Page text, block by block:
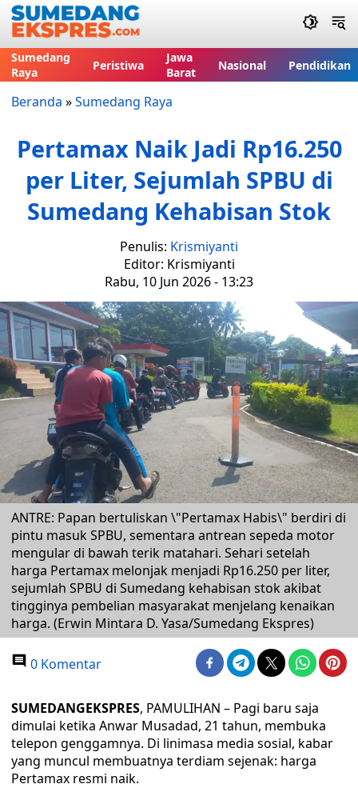
Sumedang
Raya
Peristiwa
Jawa
Barat
Nasional Pendidikan
Beranda »Sumedang Raya
Pertamax Naik Jadi Rp16.250
per Liter, Sejumlah SPBU di
Sumedang Kehabisan Stok
Penulis: Krismiyanti
Editor: Krismiyanti
Rabu, 10 Jun 2026 - 13:23
ANTRE: Papan bertuliskan \"Pertamax Habis\" berdiri di
pintu masuk SPBU, sementara antrean sepeda motor
mengular di bawah terik matahari. Sehari setelah
harga Pertamax melonjak menjadi Rp16.250 per liter,
sejumlah SPBU di Sumedang kehabisan stok akibat
tingginya pembelian masyarakat menjelang kenaikan
harga. (Erwin Mintara D. Yasa/Sumedang Ekspres)
0 Komentar
SUMEDANGEKSPRES, PAMULIHAN – Pagi baru saja
dimulai ketika Anwar Musadad, 21 tahun, membuka
telepon genggamnya. Di linimasa media sosial, kabar
yang muncul membuatnya terdiam sejenak: harga
Pertamax resmi naik.